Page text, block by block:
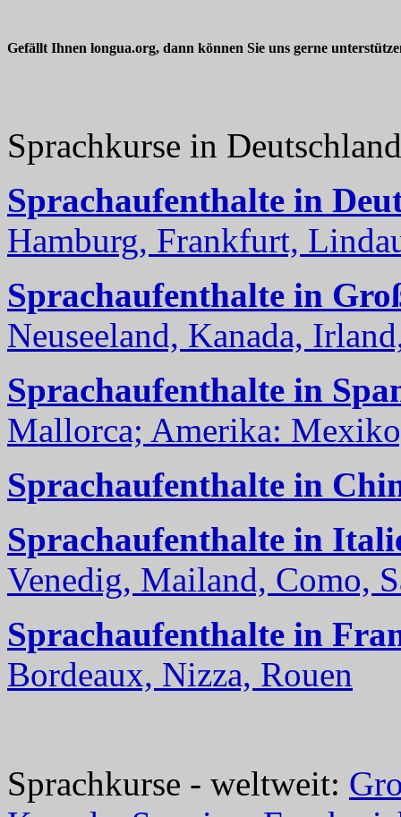
Gefällt Ihnen longua.org, dann können Sie uns gerne
Sprachkurse in
Sprachaufenthalte in
Hamburg, Frankfurt,
Sprachaufenthalte in
Neuseeland, Kanada,
Sprachaufenthalte in
Mallorca; Amerika:
Sprachaufenthalte in
Sprachaufenthalte in
Venedig, Mailand, Como,
Sprachaufenthalte in
Bordeaux, Nizza, Rouen
Sprachkurse - weltweit: